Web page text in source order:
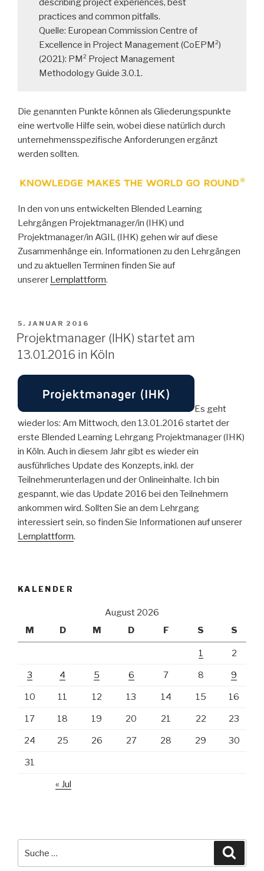
describing project experiences, best
practices and common pitfalls.
Quelle: European Commission Centre of
Excellence in Project Management (CoEPM²)
(2021): PM² Project Management
Methodology Guide 3.0.1.
Die genannten Punkte können als Gliederungspunkte
eine wertvolle Hilfe sein, wobei diese natürlich durch
unternehmensspezifische Anforderungen ergänzt
werden sollten.
In den von uns entwickelten Blended Learning
Lehrgängen Projektmanager/in (IHK) und
Projektmanager/in AGIL (IHK) gehen wir auf diese
Zusammenhänge ein. Informationen zu den Lehrgängen
und zu aktuellen Terminen finden Sie auf
unserer Lernplattform.
VERÖFFENTLICHT
AM
5. JANUAR 2016
Projektmanager (IHK) startet am
13.01.2016 in Köln
Es geht
wieder los: Am Mittwoch, den 13.01.2016 startet der
erste Blended Learning Lehrgang Projektmanager (IHK)
in Köln. Auch in diesem Jahr gibt es wieder ein
ausführliches Update des Konzepts, inkl. der
Teilnehmerunterlagen und der Onlineinhalte. Ich bin
gespannt, wie das Update 2016 bei den Teilnehmern
ankommen wird. Sollten Sie an dem Lehrgang
interessiert sein, so finden Sie Informationen auf unserer
Lernplattform.
KALENDER
August 2026
M
D M D F S S
1 2
3 4 5 6 7 8 9
10 11 12 13 14 15 16
17 18 19 20 21 22 23
24 25 26 27 28 29 30
31
« Jul